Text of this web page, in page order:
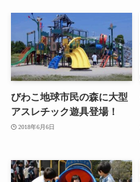
びわこ地球市民の森に大型
アスレチック遊具登場！
2018年6月6日